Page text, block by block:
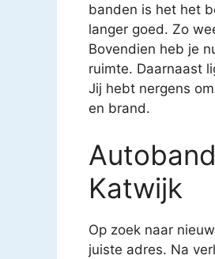
banden is het het
langer goed. Zo
Bovendien heb je
ruimte. Daarnaast
Jij hebt nergens
en brand.
Katwijk
Op zoek naar
juiste adres. Na